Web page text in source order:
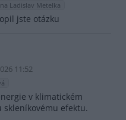
Ladislav Metelka
jste otázku
11:52
v klimatickém
efektu.